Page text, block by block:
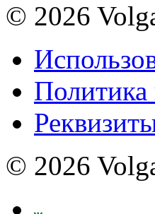
© 2026
Политика
© 2026